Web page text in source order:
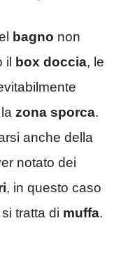
bagno non
il
box doccia, le
zona sporca.
anche della
notato dei
, in questo caso
tratta di muffa.